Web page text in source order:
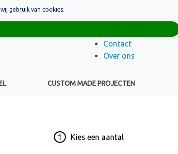
+32(0)16 43 54 19
Contact
Over ons
CUSTOM MADE PROJECTEN
1 Kies een aantal
gebruik van cookies.